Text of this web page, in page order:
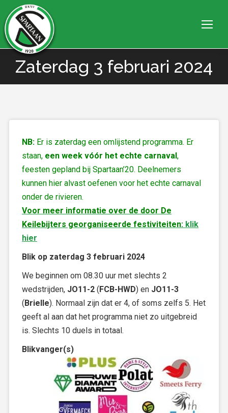
Zaterdag 3 februari 2024
Je bent hier:
NB: Er is zaterdag een omlijstend programma. Er
staan, een week vóór het echte carnaval,
feesten gepland bij Spartaan’20. Deelnemers
kunnen hier alvast oefenen voor het echte carnaval
onder de rivieren.
Voor meer informatie over de door De
Keilebijters georganiseerde festiviteiten: klik
hier
Blik op zaterdag 3 februari 2024
We beginnen om 08.30 uur met slechts 2
wedstrijden, JO11-2 (FCB-HWD) en JO11-3
(Brielle). Normaal zijn dat er 4, of soms zelfs 5. Het
geeft al aan dat het programma niet zo uitgebreid
is. Slechts 10 duels in totaal.
Blikvanger(s)